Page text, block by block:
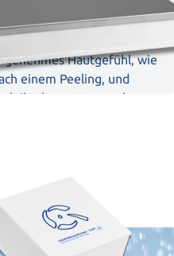
verbesserte energetische
sorgt für ein
Hautgefühl, wie
einem Peeling, und
Ihrem Haar mehr